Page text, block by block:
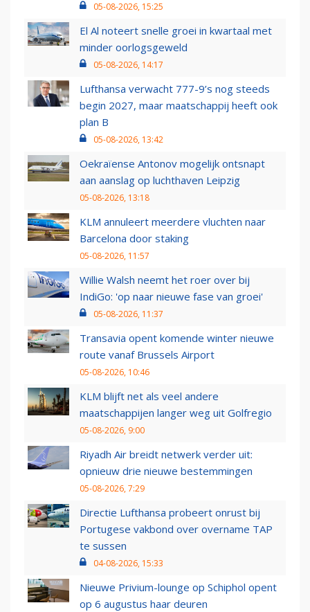
05-08-2026, 15:25
El Al noteert snelle groei in kwartaal met
minder oorlogsgeweld
05-08-2026, 14:17
Lufthansa verwacht 777-9’s nog steeds
begin 2027, maar maatschappij heeft ook
plan B
05-08-2026, 13:42
Oekraïense Antonov mogelijk ontsnapt
aan aanslag op luchthaven Leipzig
05-08-2026, 13:18
KLM annuleert meerdere vluchten naar
Barcelona door staking
05-08-2026, 11:57
Willie Walsh neemt het roer over bij
IndiGo: 'op naar nieuwe fase van groei'
05-08-2026, 11:37
Transavia opent komende winter nieuwe
route vanaf Brussels Airport
05-08-2026, 10:46
KLM blijft net als veel andere
maatschappijen langer weg uit Golfregio
05-08-2026, 9:00
Riyadh Air breidt netwerk verder uit:
opnieuw drie nieuwe bestemmingen
05-08-2026, 7:29
Directie Lufthansa probeert onrust bij
Portugese vakbond over overname TAP
te sussen
04-08-2026, 15:33
Nieuwe Privium-lounge op Schiphol opent
op 6 augustus haar deuren